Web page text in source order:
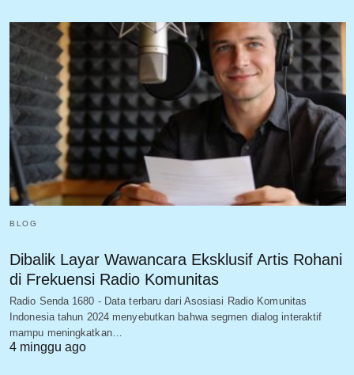
BLOG
Dibalik Layar Wawancara Eksklusif Artis Rohani
di Frekuensi Radio Komunitas
Radio Senda 1680 - Data terbaru dari Asosiasi Radio Komunitas
Indonesia tahun 2024 menyebutkan bahwa segmen dialog interaktif
mampu meningkatkan…
4 minggu ago